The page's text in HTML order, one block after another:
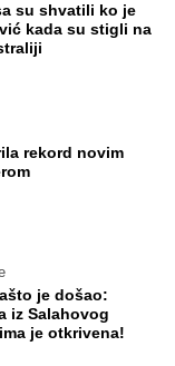
su shvatili ko je
kada su stigli na
rekord novim
je došao:
iz Salahovog
je otkrivena!